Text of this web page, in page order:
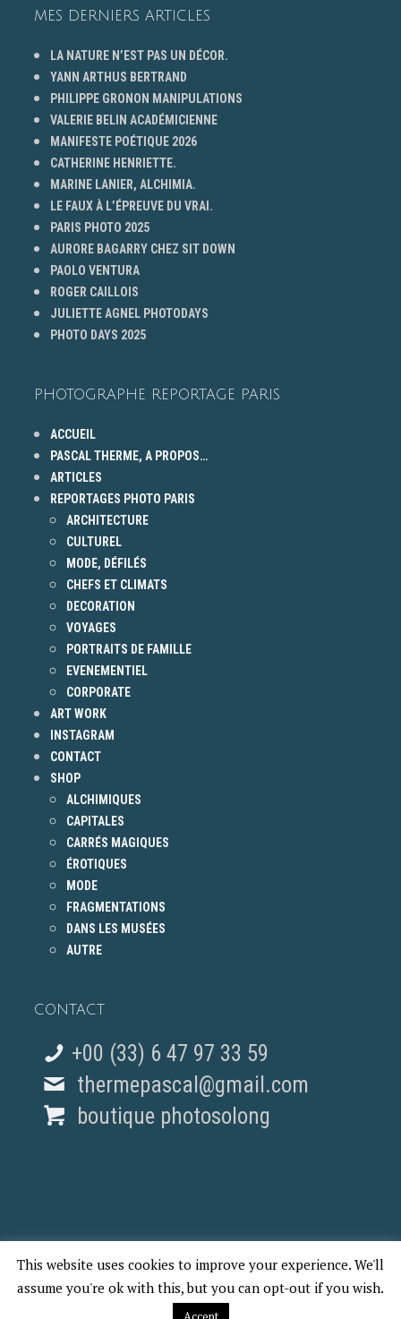
MES DERNIERS ARTICLES
LA NATURE N’EST PAS UN DÉCOR.
YANN ARTHUS BERTRAND
PHILIPPE GRONON MANIPULATIONS
VALERIE BELIN ACADÉMICIENNE
MANIFESTE POÉTIQUE 2026
CATHERINE HENRIETTE.
MARINE LANIER, ALCHIMIA.
LE FAUX À L’ÉPREUVE DU VRAI.
PARIS PHOTO 2025
AURORE BAGARRY CHEZ SIT DOWN
PAOLO VENTURA
ROGER CAILLOIS
JULIETTE AGNEL PHOTODAYS
PHOTO DAYS 2025
PHOTOGRAPHE REPORTAGE PARIS
ACCUEIL
PASCAL THERME, A PROPOS…
ARTICLES
REPORTAGES PHOTO PARIS
ARCHITECTURE
CULTUREL
MODE, DÉFILÉS
CHEFS ET CLIMATS
DECORATION
VOYAGES
PORTRAITS DE FAMILLE
EVENEMENTIEL
CORPORATE
ART WORK
INSTAGRAM
CONTACT
SHOP
ALCHIMIQUES
CAPITALES
CARRÉS MAGIQUES
ÉROTIQUES
MODE
FRAGMENTATIONS
DANS LES MUSÉES
AUTRE
CONTACT
+00 (33) 6 47 97 33 59
thermepascal@gmail.com
boutique photosolong
© 2018 Pascal Therme - REPORTAGES PHOTO PARIS
This website uses cookies to improve your experience. We'll
assume you're ok with this, but you can opt-out if you wish.